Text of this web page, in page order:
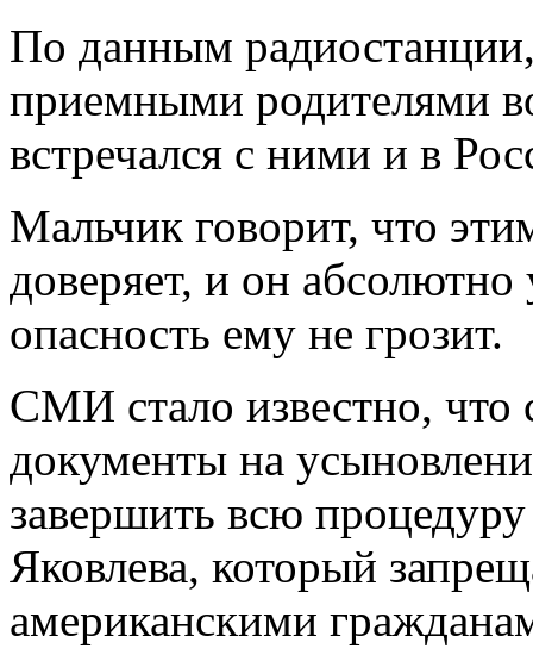
По данным
приемными родителями
встречался с ними и в
Мальчик говорит, что
доверяет, и он абсолютно
опасность ему не грозит.
СМИ стало известно, что
документы на
завершить всю
Яковлева, который
американскими